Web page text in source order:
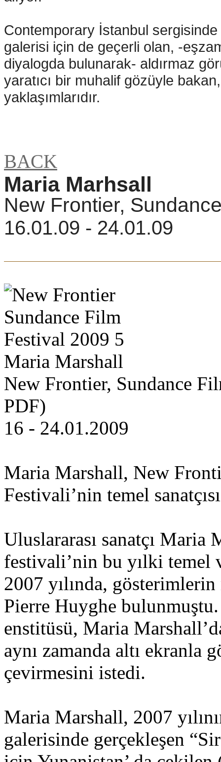
Contemporary İstanbul
galerisi için de geçerli olan, -
diyalogda bulunarak- aldırmaz
yaratıcı bir muhalif gözüyle
yaklaşımlarıdır.
BACK
Maria Marhsall
New Frontier,
16.01.09 - 24.01.09
Maria Marshall
New Frontier, Sundance
PDF)
16 - 24.01.2009
Maria Marshall, New
Festivali’nin temel
Uluslararası sanatçı
festivali’nin bu yılki temel
2007 yılında, gösterimlerin
Pierre Huyghe
enstitüsü, Maria
aynı zamanda altı ekranla
çevirmesini istedi.
Maria Marshall, 2007
galerisinde gerçekleşen